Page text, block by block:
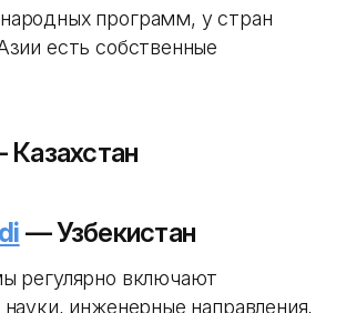
программ, у стран
есть собственные
— Узбекистан
регулярно включают
инженерные направления,